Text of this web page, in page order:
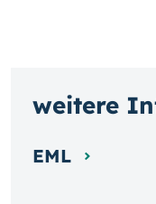
weitere
EML